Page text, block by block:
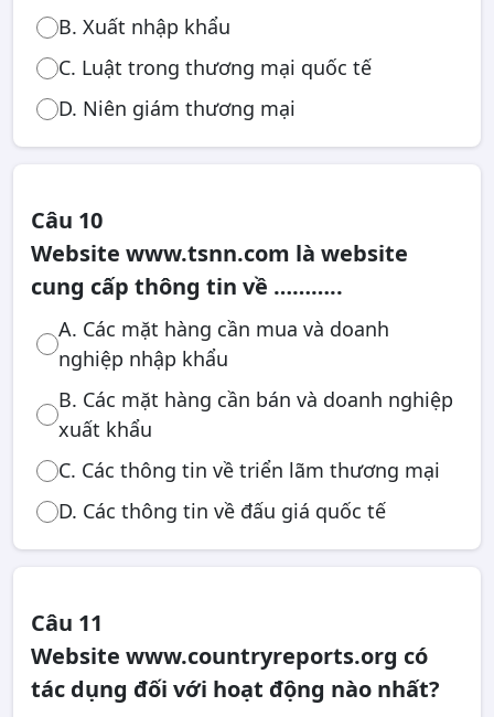
B. Xuất nhập khẩu
C. Luật trong thương mại quốc tế
D. Niên giám thương mại
Câu 10
Website www.tsnn.com là website
cung cấp thông tin về ………..
A. Các mặt hàng cần mua và doanh
nghiệp nhập khẩu
B. Các mặt hàng cần bán và doanh nghiệp
xuất khẩu
C. Các thông tin về triển lãm thương mại
D. Các thông tin về đấu giá quốc tế
Câu 11
Website www.countryreports.org có
tác dụng đối với hoạt động nào nhất?